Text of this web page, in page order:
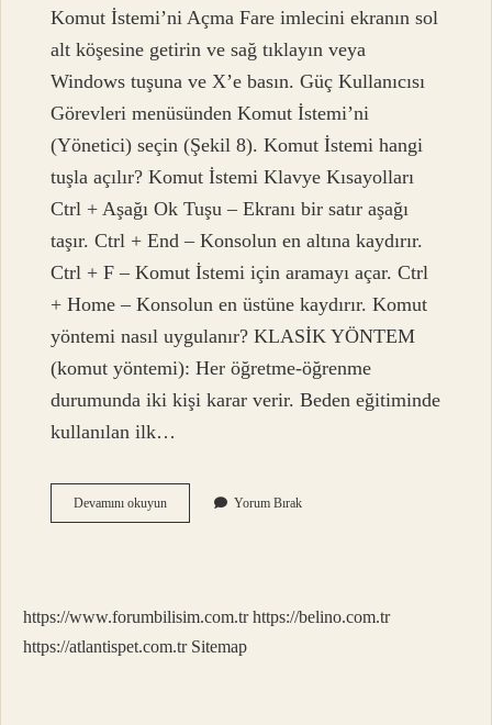
Komut İstemi’ni Açma Fare imlecini ekranın sol
alt köşesine getirin ve sağ tıklayın veya
Windows tuşuna ve X’e basın. Güç Kullanıcısı
Görevleri menüsünden Komut İstemi’ni
(Yönetici) seçin (Şekil 8). Komut İstemi hangi
tuşla açılır? Komut İstemi Klavye Kısayolları
Ctrl + Aşağı Ok Tuşu – Ekranı bir satır aşağı
taşır. Ctrl + End – Konsolun en altına kaydırır.
Ctrl + F – Komut İstemi için aramayı açar. Ctrl
+ Home – Konsolun en üstüne kaydırır. Komut
yöntemi nasıl uygulanır? KLASİK YÖNTEM
(komut yöntemi): Her öğretme-öğrenme
durumunda iki kişi karar verir. Beden eğitiminde
kullanılan ilk…
Devamını okuyunKomut
Nasıl
Yorum Bırak
https://www.forumbilisim.com.tr https://belino.com.tr
https://atlantispet.com.tr Sitemap